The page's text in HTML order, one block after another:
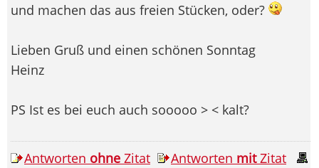
und machen das aus freien Stücken, oder?
Lieben Gruß und einen schönen Sonntag
Heinz
PS Ist es bei euch auch sooooo > < kalt?
Antworten ohne Zitat Antworten mitZitat